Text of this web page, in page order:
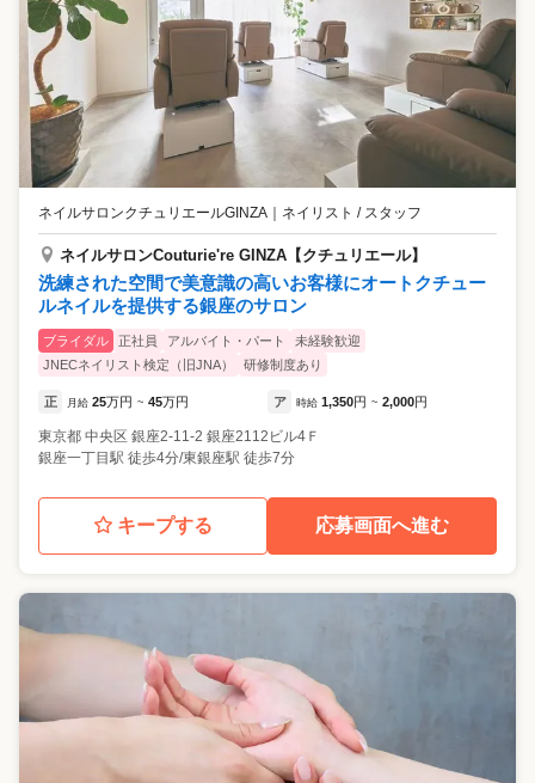
ネイルサロンクチュリエールGINZA ネイリスト / スタッフ
ネイルサロンCouturie're GINZA【クチュリエール】
洗練された空間で美意識の高いお客様にオートクチュー
ルネイルを提供する銀座のサロン
ブライダル 正社員 アルバイト・パート
未経験歓迎
JNECネイリスト検定（旧JNA）
研修制度あり
正 月給 25万円 ~ 45万円 ア 時給 1,350円 ~ 2,000円
東京都 中央区 銀座2-11-2 銀座2112ビル4Ｆ
銀座一丁目駅 徒歩4分/東銀座駅 徒歩7分
キープする 応募画面へ進む